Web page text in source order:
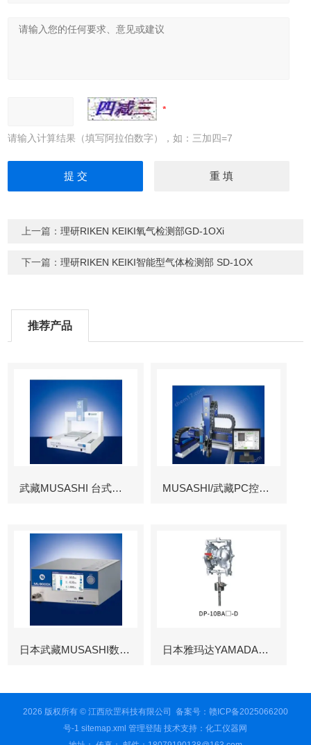
请输入计算结果（填写阿拉伯数字），如：三加四=7
上一篇：理研RIKEN KEIKI氧气检测部GD-1OXi
下一篇：理研RIKEN KEIKI智能型气体检测部 SD-1OX
推荐产品
武藏MUSASHI 台式涂布机械臂 MUSASHI/武藏PC控制图像识别机械臂
日本武藏MUSASHI数字控制点胶机 日本雅玛达YAMADA往复泵
2026 版权所有 © 江西欣罡科技有限公司 备案号：赣ICP备2025066200
号-1 sitemap.xml 管理登陆 技术支持：化工仪器网